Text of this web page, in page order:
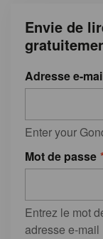
Envie de
Adresse e-
Enter your
Mot de passe
Entrez le mot
adresse e-mail